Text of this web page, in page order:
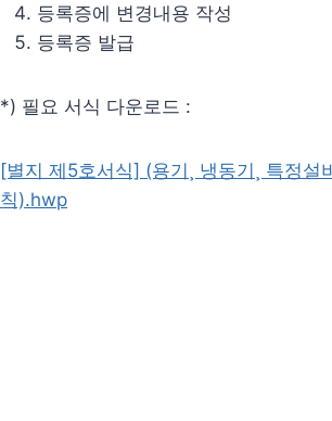
등록증에 변경내용 작성
등록증 발급
*) 필요 서식 다운로드 :
[별지 제5호서식] (용기¸ 냉동기¸ 특정
칙).hwp